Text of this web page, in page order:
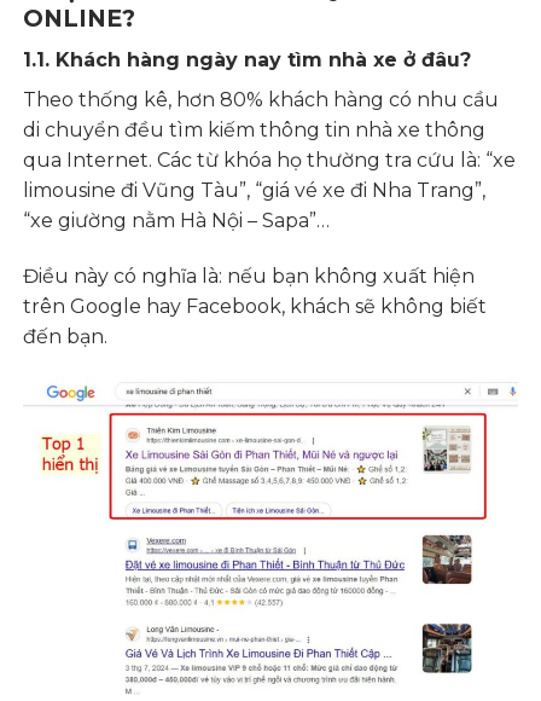
ONLINE?
1.1. Khách hàng ngày nay tìm nhà xe ở đâu?
Theo thống kê, hơn 80% khách hàng có nhu cầu
di chuyển đều tìm kiếm thông tin nhà xe thông
qua Internet. Các từ khóa họ thường tra cứu là: “xe
limousine đi Vũng Tàu”, “giá vé xe đi Nha Trang”,
“xe giường nằm Hà Nội – Sapa”…
Điều này có nghĩa là: nếu bạn không xuất hiện
trên Google hay Facebook, khách sẽ không biết
đến bạn.